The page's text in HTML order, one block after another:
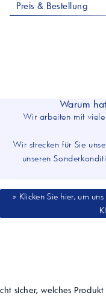
Preis & Bestellung
Warum
Wir arbeiten mit
Wir strecken für Sie
unseren
» Klicken Sie hier, um
sicher, welches